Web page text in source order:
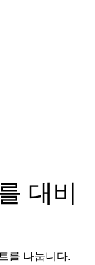
대비
를 나눕니다.